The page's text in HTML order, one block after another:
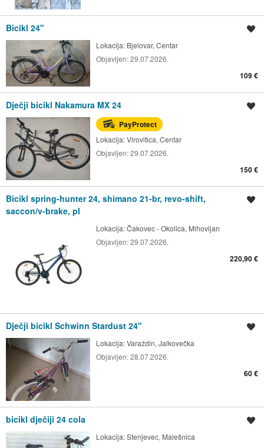
Bicikl 24"
Lokacija: Bjelovar, Centar
Objavljen:29.07.2026.
109 €
Dječji bicikl Nakamura MX 24
PayProtect
Lokacija:Virovitica, Centar
Objavljen:29.07.2026.
150 €
Bicikl spring-hunter 24, shimano 21-br, revo-shift,
saccon/v-brake, pl
Lokacija:Čakovec - Okolica, Mihovljan
Objavljen:29.07.2026.
220,90 €
Dječji bicikl Schwinn Stardust 24"
Lokacija:Varaždin, Jalkovečka
Objavljen:28.07.2026.
60 €
bicikl dječiji 24 cola
Lokacija:Stenjevec, Malešnica